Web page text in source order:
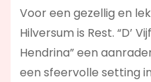
Voor een gezellig en
Hilversum is Rest. “D’
Hendrina” een
een sfeervolle setting